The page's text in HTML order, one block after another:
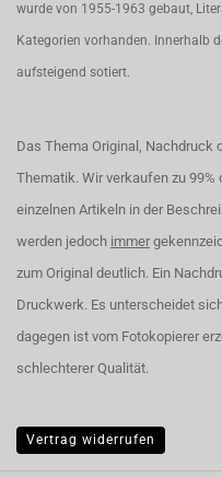
wurde von 1955-1963 gebaut,
Kategorien vorhanden. Innerhalb
aufsteigend sotiert.
Das Thema Original, Nachdruck
Thematik. Wir verkaufen zu
einzelnen Artikeln in der
werden jedoch immer
zum Original deutlich. Ein
Druckwerk. Es unterscheidet
dagegen ist vom Fotokopierer
schlechterer Qualität.
Vertrag widerrufen